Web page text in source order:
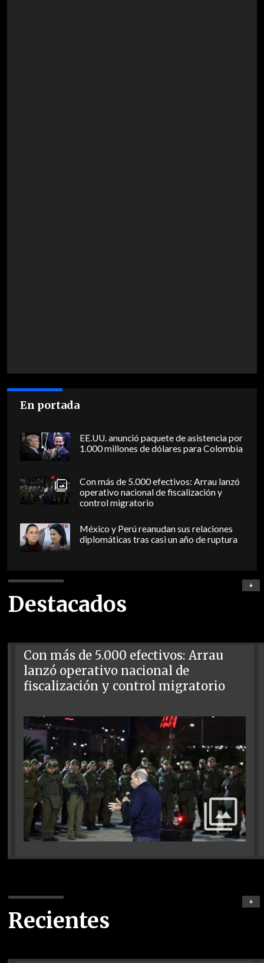
En portada
EE.UU. anunció paquete de asistencia por
1.000 millones de dólares para Colombia
Con más de 5.000 efectivos: Arrau lanzó
operativo nacional de fiscalización y
control migratorio
México y Perú reanudan sus relaciones
diplomáticas tras casi un año de ruptura
Destacados
+
Con más de 5.000 efectivos: Arrau
lanzó operativo nacional de
fiscalización y control migratorio
Recientes
+